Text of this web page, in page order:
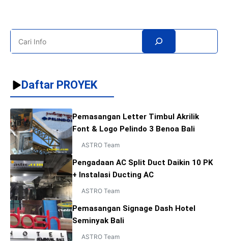
Indonesia daya listriknya rendah, 900-1.300 watt. Ini jadi
kendala pemakaian AC sebab AC ukuran 1/2 – 3/4 PK
Daftar PROYEK
Pemasangan Letter Timbul Akrilik
Font & Logo Pelindo 3 Benoa Bali
ASTRO Team
Pengadaan AC Split Duct Daikin 10 PK
+ Instalasi Ducting AC
ASTRO Team
Pemasangan Signage Dash Hotel
Seminyak Bali
ASTRO Team